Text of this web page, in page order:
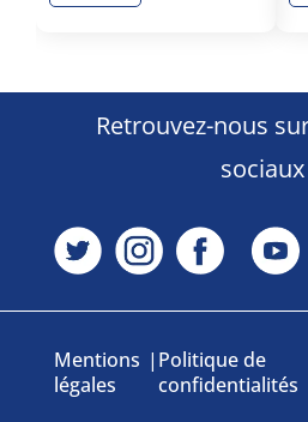
Retrouvez-nous
sociaux
Mentions
légales
| Politique de
confidentialités